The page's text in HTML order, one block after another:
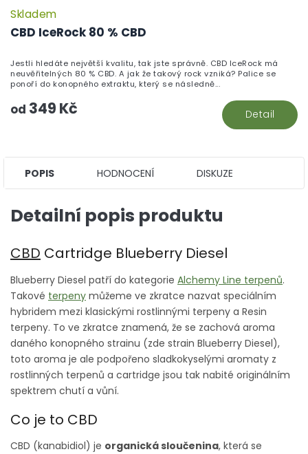
CBD IceRock 80 % CBD
Skladem
od 349 Kč Detail
Jestli hledáte největší kvalitu, tak jste správně. CBD IceRock má
neuvěřitelných 80 % CBD. A jak že takový rock vzniká? Palice se
ponoří do konopného extraktu, který se následně...
POPIS HODNOCENÍ DISKUZE
Detailní popis produktu
CBD Cartridge Blueberry Diesel
Blueberry Diesel patří do kategorie Alchemy Line terpenů.
Takové terpeny můžeme ve zkratce nazvat speciálním
hybridem mezi klasickými rostlinnými terpeny a Resin
terpeny. To ve zkratce znamená, že se zachová aroma
daného konopného strainu (zde strain Blueberry Diesel),
toto aroma je ale podpořeno sladkokyselými aromaty z
rostlinných terpenů a cartridge jsou tak nabité originálním
spektrem chutí a vůní.
Co je to CBD
CBD (kanabidiol) je organická sloučenina, která se